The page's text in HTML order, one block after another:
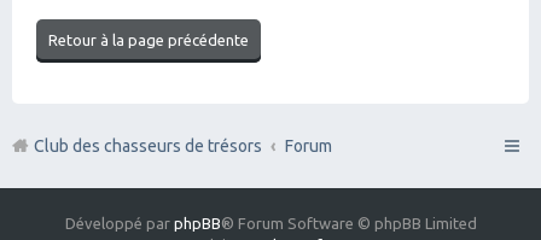
Retour à la page précédente
Club des chasseurs de trésors Forum
Développé par phpBB® Forum Software © phpBB Limited